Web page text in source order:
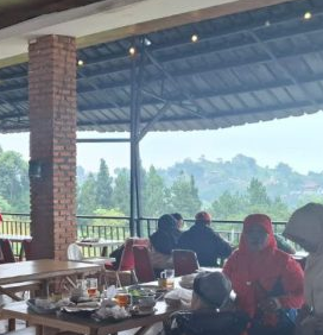
DI PASAR BARU JAKARTA